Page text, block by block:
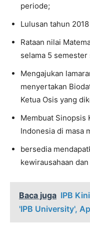
periode;
Lulusan tahun
Rataan nilai
selama 5
Mengajukan
menyertakan
Ketua Osis yang
Membuat Sinopsis
Indonesia di masa
bersedia
kewirausahaan
Baca juga IPB
'IPB University',